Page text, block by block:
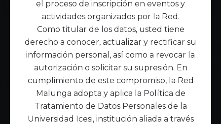
el proceso de inscripción en eventos y
actividades organizados por la Red.
Como titular de los datos, usted tiene
derecho a conocer, actualizar y rectificar su
información personal, así como a revocar la
autorización o solicitar su supresión. En
cumplimiento de este compromiso, la Red
Malunga adopta y aplica la Política de
Tratamiento de Datos Personales de la
Universidad Icesi, institución aliada a través